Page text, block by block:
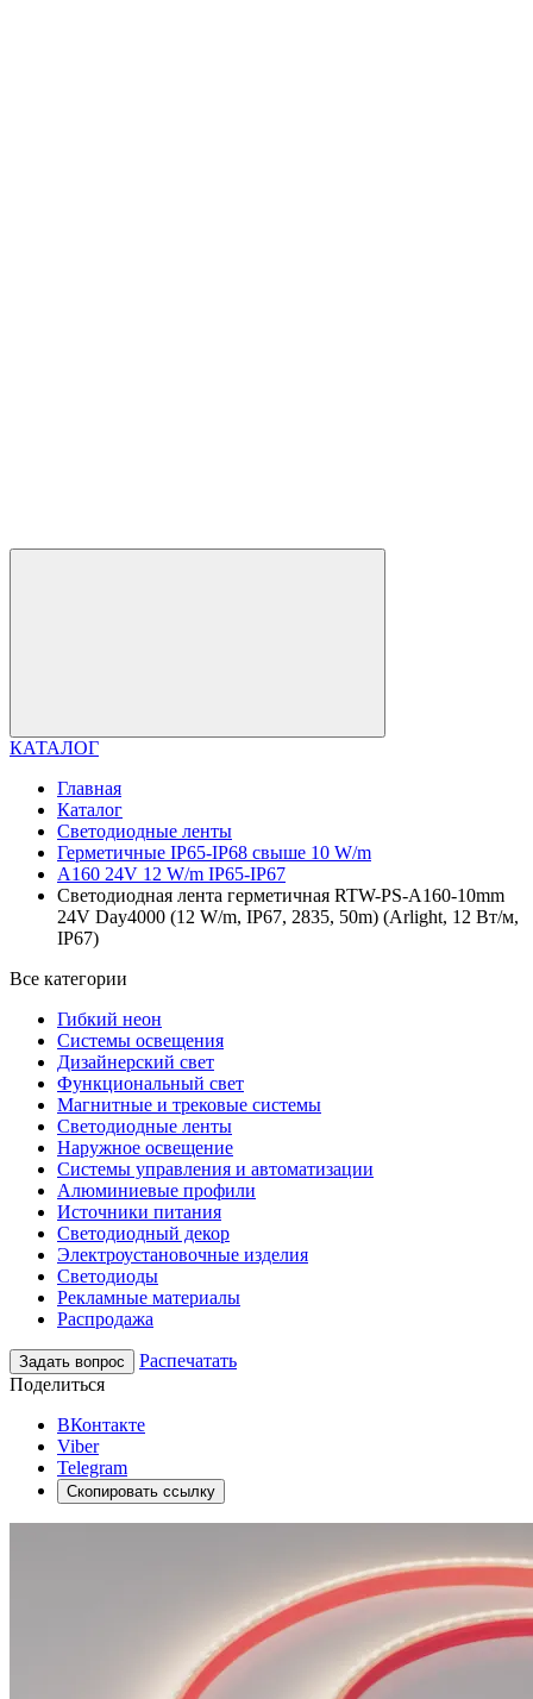
КАТАЛОГ
Главная
Каталог
Светодиодные ленты
Герметичные IP65-IP68 свыше 10 W/m
A160 24V 12 W/m IP65-IP67
Светодиодная лента герметичная RTW-PS-A160-10mm
24V Day4000 (12 W/m, IP67, 2835, 50m) (Arlight, 12 Вт/м,
IP67)
Все категории
Гибкий неон
Системы освещения
Дизайнерский свет
Функциональный свет
Магнитные и трековые системы
Светодиодные ленты
Наружное освещение
Системы управления и автоматизации
Алюминиевые профили
Источники питания
Светодиодный декор
Электроустановочные изделия
Светодиоды
Рекламные материалы
Распродажа
Задать вопрос
Распечатать
Поделиться
ВКонтакте
Viber
Telegram
Скопировать ссылку